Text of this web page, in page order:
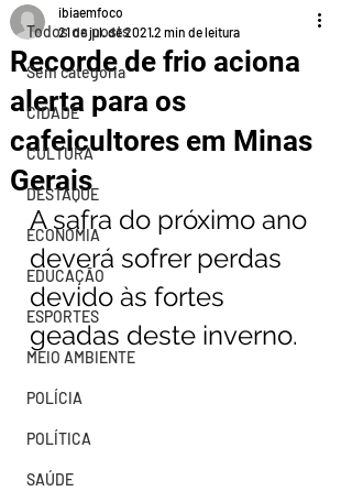
Todos os posts
Sem categoria
CIDADE
CULTURA
DESTAQUE
ECONOMIA
EDUCAÇÃO
ESPORTES
MEIO AMBIENTE
POLÍCIA
POLÍTICA
SAÚDE
Recorde de frio aciona
alerta para os
cafeicultores em Minas
Gerais
ibiaemfoco
21 de jul. de 20212 min de leitura
A safra do próximo ano
deverá sofrer perdas
devido às fortes
geadas deste inverno.